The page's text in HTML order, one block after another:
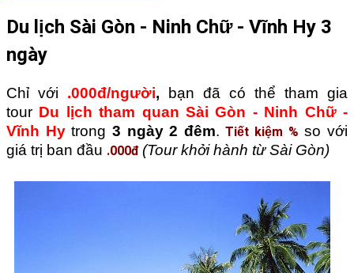
Du lịch Sài Gòn - Ninh Chữ - Vĩnh Hy 3
ngày
Chỉ với .000đ/người,
bạn đã có thể tham gia
tour Du lịch tham quan Sài Gòn - Ninh Chữ -
Vĩnh Hy trong 3 ngày 2 đêm.Tiết kiệm % so với
giá trị ban đầu .000đ(Tour khởi hành từ Sài Gòn)